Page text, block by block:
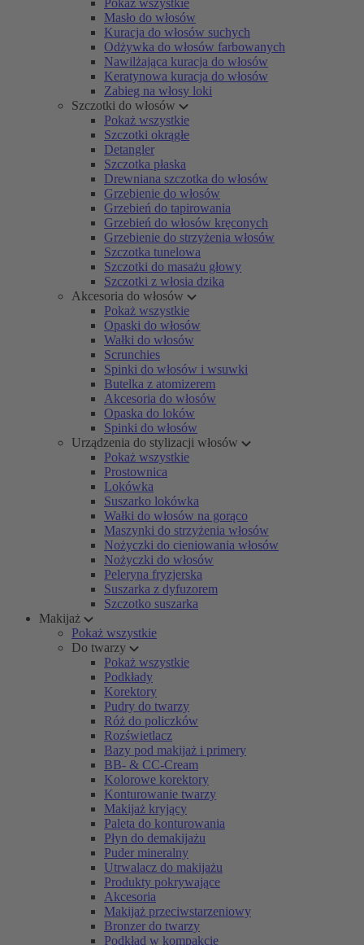
Pokaż wszystkie
Masło do włosów
Kuracja do włosów suchych
Odżywka do włosów farbowanych
Nawilżająca kuracja do włosów
Keratynowa kuracja do włosów
Zabieg na włosy loki
Szczotki do włosów
Pokaż wszystkie
Szczotki okrągłe
Detangler
Szczotka płaska
Drewniana szczotka do włosów
Grzebienie do włosów
Grzebień do tapirowania
Grzebień do włosów kręconych
Grzebienie do strzyżenia włosów
Szczotka tunelowa
Szczotki do masażu głowy
Szczotki z włosia dzika
Akcesoria do włosów
Pokaż wszystkie
Opaski do włosów
Wałki do włosów
Scrunchies
Spinki do włosów i wsuwki
Butelka z atomizerem
Akcesoria do włosów
Opaska do loków
Spinki do włosów
Urządzenia do stylizacji włosów
Pokaż wszystkie
Prostownica
Lokówka
Suszarko lokówka
Wałki do włosów na gorąco
Maszynki do strzyżenia włosów
Nożyczki do cieniowania włosów
Nożyczki do włosów
Peleryna fryzjerska
Suszarka z dyfuzorem
Szczotko suszarka
Makijaż
Pokaż wszystkie
Do twarzy
Pokaż wszystkie
Podkłady
Korektory
Pudry do twarzy
Róż do policzków
Rozświetlacz
Bazy pod makijaż i primery
BB- & CC-Cream
Kolorowe korektory
Konturowanie twarzy
Makijaż kryjący
Paleta do konturowania
Płyn do demakijażu
Puder mineralny
Utrwalacz do makijażu
Produkty pokrywające
Akcesoria
Makijaż przeciwstarzeniowy
Bronzer do twarzy
Podkład w kompakcie